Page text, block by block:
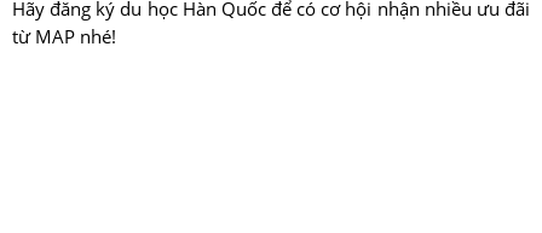
Hãy đăng ký du học Hàn Quốc để có cơ hội nhận nhiều ưu đãi
từ MAP nhé!